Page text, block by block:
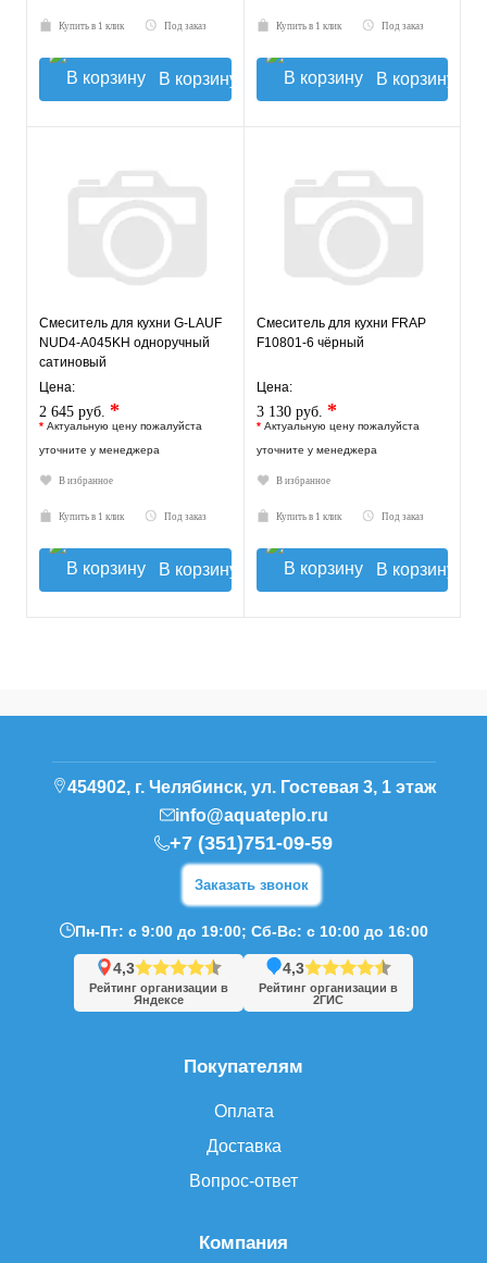
Купить в 1 клик Под заказ
В корзину
Купить в 1 клик Под заказ
В корзину
Смеситель для кухни G-LAUF
NUD4-A045KH одноручный
сатиновый
Цена:
2 645 руб. *
* Актуальную цену пожалуйста
уточните у менеджера
В избранное
Купить в 1 клик Под заказ
В корзину
Смеситель для кухни FRAP
F10801-6 чёрный
Цена:
3 130 руб. *
* Актуальную цену пожалуйста
уточните у менеджера
В избранное
Купить в 1 клик Под заказ
В корзину
Компания
Покупателям
Оплата
Доставка
Вопрос-ответ
454902, г. Челябинск, ул. Гостевая 3, 1 этаж
info@aquateplo.ru
+7 (351)751-09-59
Заказать звонок
Пн-Пт: с 9:00 до 19:00; Сб-Вс: с 10:00 до 16:00
4,3
Рейтинг организации в
Яндексе
4,3
Рейтинг организации в
2ГИС